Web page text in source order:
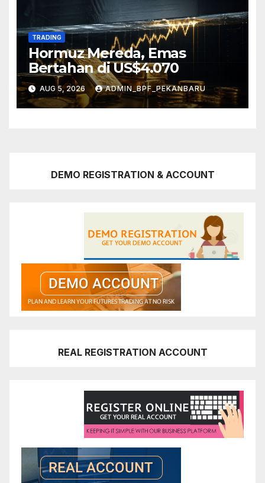
TRADING
Hormuz Mereda, Emas
Bertahan di US$4.070
AUG 5, 2026 ADMIN_BPF_PEKANBARU
DEMO REGISTRATION & ACCOUNT
REAL REGISTRATION ACCOUNT